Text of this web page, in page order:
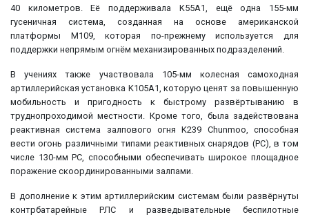
40 километров. Её поддерживала K55A1, ещё одна 155-мм
гусеничная система, созданная на основе американской
платформы M109, которая по-прежнему используется для
поддержки непрямым огнём механизированных подразделений.
В учениях также участвовала 105-мм колесная самоходная
артиллерийская установка K105A1, которую ценят за повышенную
мобильность и пригодность к быстрому развёртыванию в
труднопроходимой местности. Кроме того, была задействована
реактивная система залпового огня K239 Chunmoo, способная
вести огонь различными типами реактивных снарядов (РС), в том
числе 130-мм РС, способными обеспечивать широкое площадное
поражение скоординированными залпами.
В дополнение к этим артиллерийским системам были развёрнуты
контрбатарейные РЛС и разведывательные беспилотные